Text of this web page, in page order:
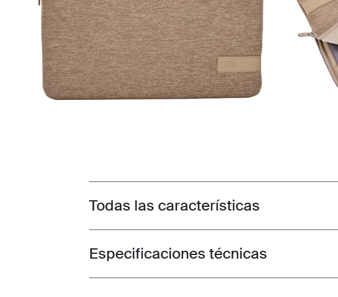
Toggle features
Todas las características
Toggle techspec
Especificaciones técnicas